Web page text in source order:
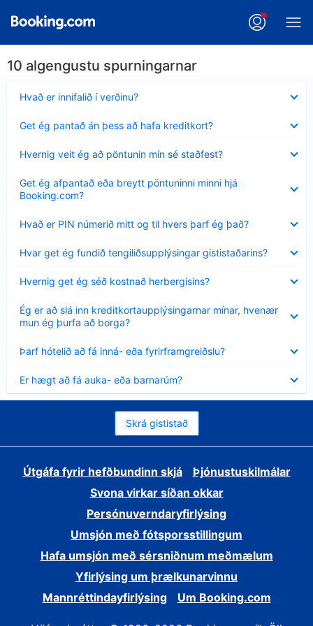
10 algengustu spurningarnar
Hvað er innifalið í verðinu?
sýnt
Get ég pantað án þess að hafa kreditkort?
sýnt
Hvernig veit ég að pöntunin mín sé staðfest?
sýnt
Get ég afpantað eða breytt pöntuninni minni hjá
Booking.com?
sýnt
Hvað er PIN númerið mitt og til hvers þarf ég það?
sýnt
Hvar get ég fundið tengiliðsupplýsingar gististaðarins?
sýnt
Hvernig get ég séð kostnað herbergisins?
sýnt
Ég er að slá inn kreditkortaupplýsingarnar mínar, hvenær
mun ég þurfa að borga?
Minna
sýnt
Þarf hótelið að fá inná- eða fyrirframgreiðslu?
sýnt
Er hægt að fá auka- eða barnarúm?
sýnt
Skrá gististað
Útgáfa fyrir hefðbundinn skjá
Þjónustuskilmálar
Svona virkar síðan okkar
Persónuverndaryfirlýsing
Umsjón með fótsporsstillingum
Hafa umsjón með sérsniðnum meðmælum
Yfirlýsing um þrælkunarvinnu
Mannréttindayfirlýsing
Um Booking.com